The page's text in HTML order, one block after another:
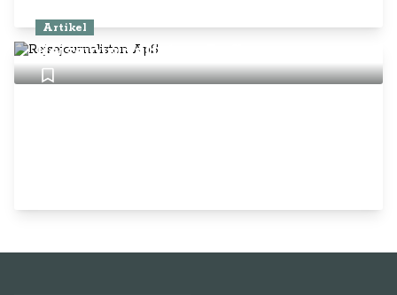
Artikel
Rejsejournalisten ApS